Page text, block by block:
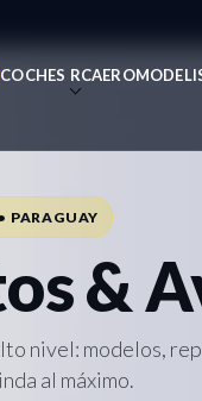
COCHES RC
PARAGUAY
&
nivel: modelos,
al máximo.
• ACCESORIOS •
para